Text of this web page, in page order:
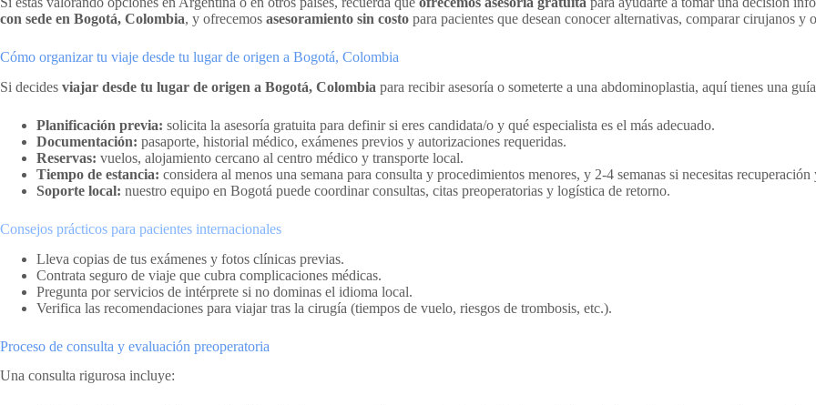
con sede en Bogotá, Colombia, y ofrecemos asesoramiento sin costo para pacientes que desean conocer alternativas, comparar cirujanos
Cómo organizar tu viaje desde tu lugar de origen a Bogotá, Colombia
Si decides viajar desde tu lugar de origen a Bogotá, Colombia para recibir asesoría o someterte a una abdominoplastia, aquí tienes una
Planificación previa: solicita la asesoría gratuita para definir si eres candidata/o y qué especialista es el más adecuado.
Documentación: pasaporte, historial médico, exámenes previos y autorizaciones requeridas.
Reservas: vuelos, alojamiento cercano al centro médico y transporte local.
Tiempo de estancia: considera al menos una semana para consulta y procedimientos menores, y 2-4 semanas si necesitas
Soporte local: nuestro equipo en Bogotá puede coordinar consultas, citas preoperatorias y logística de retorno.
Consejos prácticos para pacientes internacionales
Lleva copias de tus exámenes y fotos clínicas previas.
Contrata seguro de viaje que cubra complicaciones médicas.
Pregunta por servicios de intérprete si no dominas el idioma local.
Verifica las recomendaciones para viajar tras la cirugía (tiempos de vuelo, riesgos de trombosis, etc.).
Proceso de consulta y evaluación preoperatoria
Una consulta rigurosa incluye: